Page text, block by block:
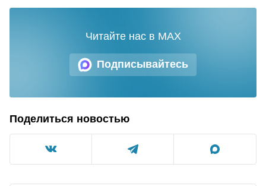
Подписывайтесь
Читайте нас в MAX
Поделиться новостью